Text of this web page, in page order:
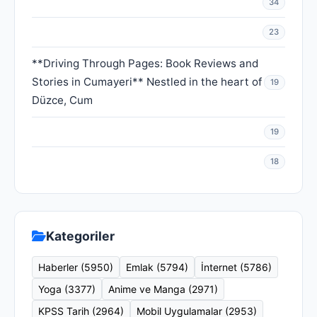
34
23
**Driving Through Pages: Book Reviews and
Stories in Cumayeri** Nestled in the heart of
Düzce, Cum
19
19
18
Kategoriler
Haberler (5950) Emlak (5794)
İnternet (5786)
Yoga (3377)
Anime ve Manga (2971)
KPSS Tarih (2964)
Mobil Uygulamalar (2953)